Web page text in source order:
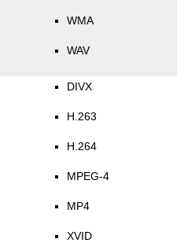
WMA
WAV
DIVX
H.263
H.264
MPEG-4
MP4
XVID